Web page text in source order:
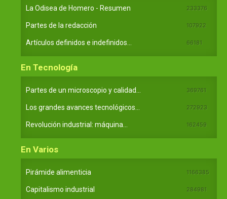
La Odisea de Homero - Resumen 233376
Partes de la redacción 107922
Artículos definidos e indefinidos... 66181
En Tecnología
Partes de un microscopio y calidad... 369761
Los grandes avances tecnológicos... 272923
Revolución industrial: máquina... 162459
En Varios
Pirámide alimenticia 1166385
Capitalismo industrial 284981